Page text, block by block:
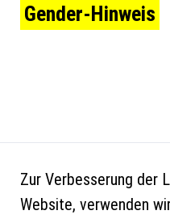
Gender-Hinweis
Zur Verbesserung der
Website, verwenden